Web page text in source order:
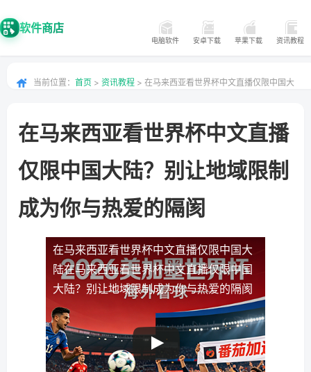
软件商店
电脑软件 安卓下载 苹果下载 资讯教程
当前位置： 首页 > 资讯教程 > 在马来西亚看世界杯中文直播仅限中国大
在马来西亚看世界杯中文直播
仅限中国大陆？别让地域限制
成为你与热爱的隔阂
在马来西亚看世界杯中文直播仅限中国大
陆在马来西亚看世界杯中文直播仅限中国
大陆？别让地域限制成为你与热爱的隔阂